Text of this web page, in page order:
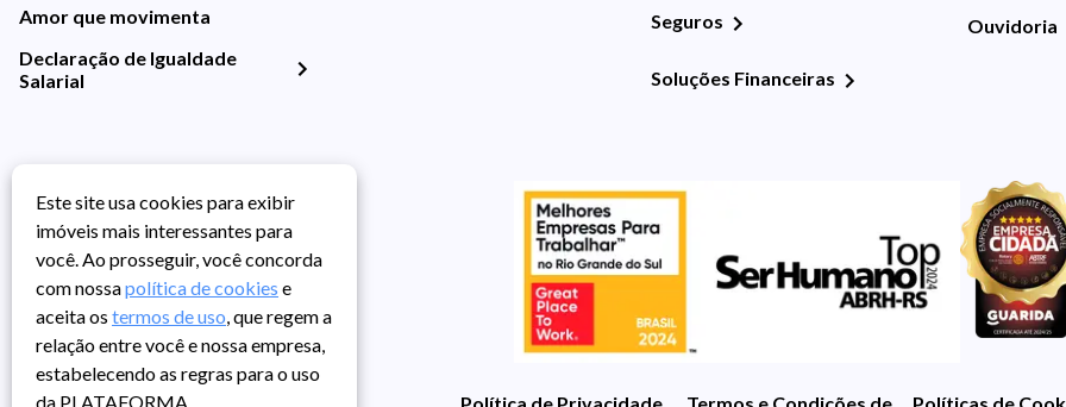
Amor que movimenta
Declaração de Igualdade
Salarial
Seguros
Soluções Financeiras
Ouvidoria
Política de Privacidade Termos e Condições de UsoPolíticas de
Este site usa cookies para exibir
imóveis mais interessantes para
você. Ao prosseguir, você concorda
com nossapolítica de cookies e
aceita os termos de uso, que regem a
relação entre você e nossa empresa,
estabelecendo as regras para o uso
da PLATAFORMA.